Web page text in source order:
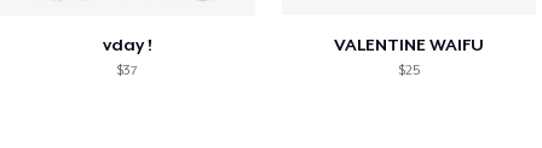
vday !
$37
VALENTINE WAIFU
$25